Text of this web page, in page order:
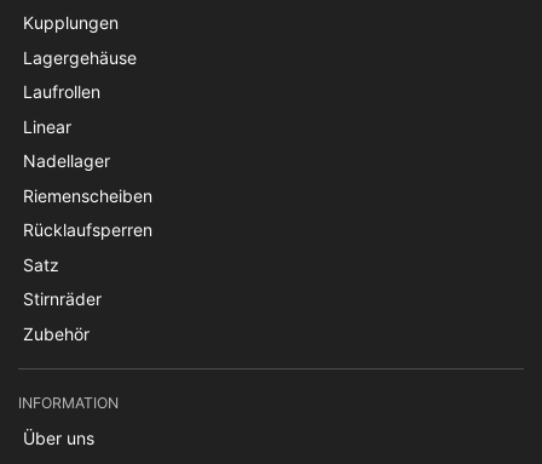
Kupplungen
Lagergehäuse
Laufrollen
Linear
Nadellager
Riemenscheiben
Rücklaufsperren
Satz
Stirnräder
Zubehör
INFORMATION
Über uns